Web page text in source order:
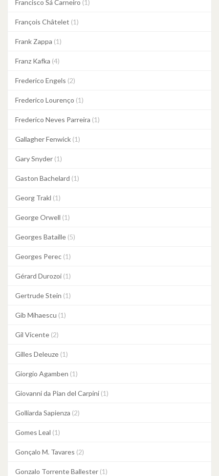
Francisco Sá Carneiro (1)
François Châtelet (1)
Frank Zappa (1)
Franz Kafka (4)
Frederico Engels (2)
Frederico Lourenço (1)
Frederico Neves Parreira (1)
Gallagher Fenwick (1)
Gary Snyder (1)
Gaston Bachelard (1)
Georg Trakl (1)
George Orwell (1)
Georges Bataille (5)
Georges Perec (1)
Gérard Durozoi (1)
Gertrude Stein (1)
Gib Mihaescu (1)
Gil Vicente (2)
Gilles Deleuze (1)
Giorgio Agamben (1)
Giovanni da Pian del Carpini (1)
Golliarda Sapienza (2)
Gomes Leal (1)
Gonçalo M. Tavares (2)
Gonzalo Torrente Ballester (1)